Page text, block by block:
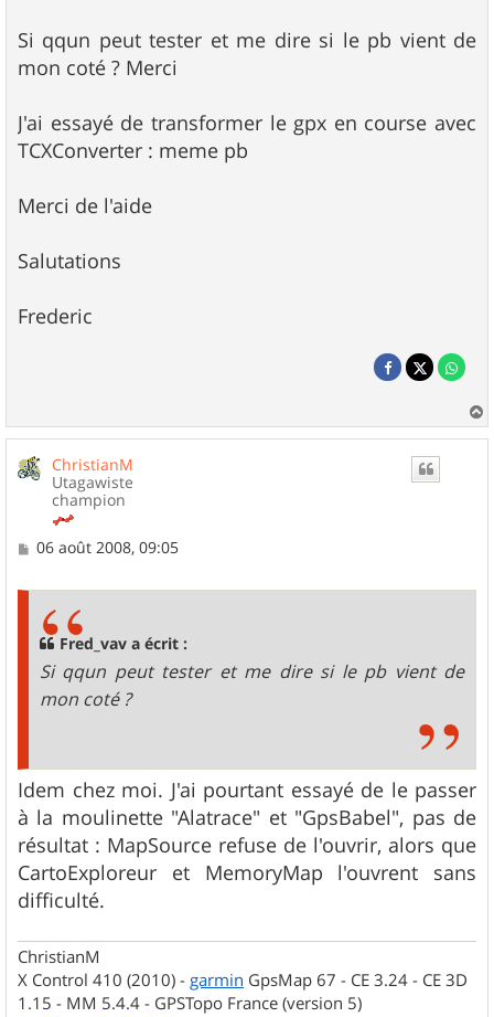
Si qqun peut tester et me dire si le pb vient de
mon coté ? Merci
J'ai essayé de transformer le gpx en course avec
TCXConverter : meme pb
Merci de l'aide
Salutations
Frederic
a
ChristianM
Utagawiste
champion
M
06 août 2008, 09:05
Fred_vav a écrit :
Si qqun peut tester et me dire si le pb vient de
mon coté ?
Idem chez moi. J'ai pourtant essayé de le passer
à la moulinette "Alatrace" et "GpsBabel", pas de
résultat : MapSource refuse de l'ouvrir, alors que
CartoExploreur et MemoryMap l'ouvrent sans
difficulté.
ChristianM
X Control 410 (2010) - garmin GpsMap 67 - CE 3.24 - CE 3D
1.15 - MM 5.4.4 - GPSTopo France (version 5)